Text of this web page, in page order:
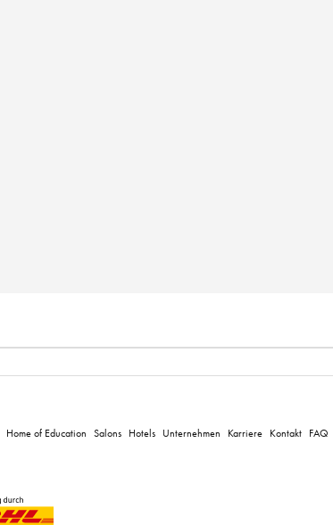
Home of Education Salons Hotels Unternehmen Karriere Kontakt FAQ